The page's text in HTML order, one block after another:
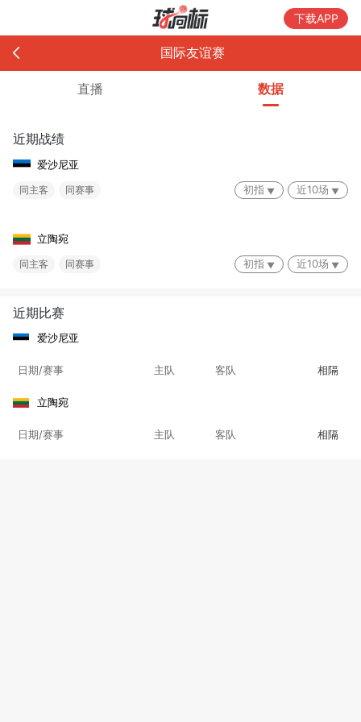
下载APP
国际友谊赛
直播 数据
近期战绩
爱沙尼亚
同主客 同赛事 初指 近10场
立陶宛
同主客 同赛事 初指 近10场
近期比赛
爱沙尼亚
日期/赛事 主队 客队 相隔
立陶宛
日期/赛事 主队 客队 相隔